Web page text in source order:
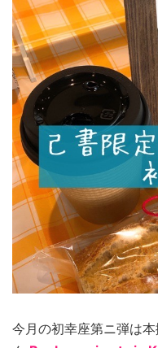
今月の初幸座第ニ弾は